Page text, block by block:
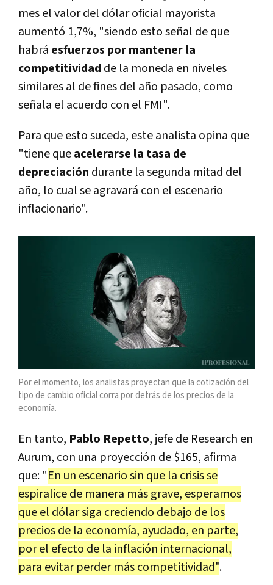
mes el valor del dólar oficial mayorista
aumentó 1,7%, "siendo esto señal de que
habrá esfuerzos por mantener la
competitividad de la moneda en niveles
similares al de fines del año pasado, como
señala el acuerdo con el FMI".
Para que esto suceda, este analista opina que
"tiene queacelerarse la tasa de
depreciación durante la segunda mitad del
año, lo cual se agravará con el escenario
inflacionario".
Por el momento, los analistas proyectan que la cotización del
tipo de cambio oficial corra por detrás de los precios de la
economía.
En tanto, Pablo Repetto, jefe de Research en
Aurum, con una proyección de $165, afirma
que: "En un escenario sin que la crisis se
espiralice de manera más grave, esperamos
que el dólar siga creciendo debajo de los
precios de la economía, ayudado, en parte,
por el efecto de la inflación internacional,
para evitar perder más competitividad".